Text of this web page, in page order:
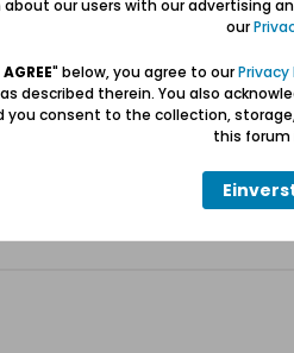
our users with our advertising
our
" below, you agree to ourPrivacy
described therein. You also
you consent to the collection,
this forum